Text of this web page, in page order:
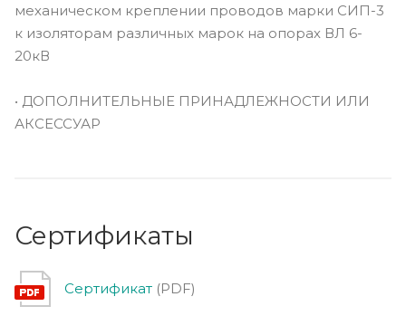
механическом креплении проводов марки СИП-3
к изоляторам различных марок на опорах ВЛ 6-
20кВ
• ДОПОЛНИТЕЛЬНЫЕ ПРИНАДЛЕЖНОСТИ ИЛИ
АКСЕССУАР
Сертификаты
Сертификат (PDF)